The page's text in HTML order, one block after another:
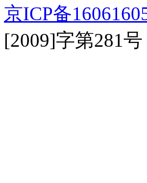
京ICP备
[2009]字第281号